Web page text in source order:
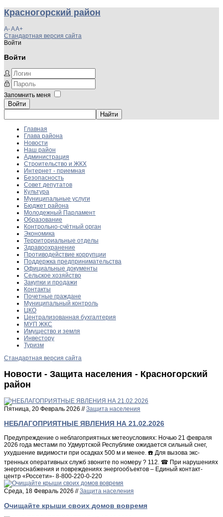
Красногорский район
A-AA+
Стандартная версия сайта
Войти
Войти
Запомнить меня
Войти
Главная
Глава района
Новости
Наш район
Администрация
Строительство и ЖКХ
Интернет - приемная
Безопасность
Совет депутатов
Культура
Муниципальные услуги
Бюджет района
Молодежный Парламент
Образование
Контрольно-счётный орган
Экономика
Территориальные отделы
Здравоохранение
Противодействие коррупции
Поддержка предпринимательства
Официальные документы
Сельское хозяйство
Закупки и продажи
Контакты
Почетные граждане
Муниципальный контроль
ЦКО
Централизованная бухгалтерия
МУП ЖКС
Имущество и земля
Инвестору
Туризм
Стандартная версия сайта
Новости - Защита населения - Красногорский
район
Пятница, 20 Февраль 2026 //Защита населения
НЕБЛАГОПРИЯТНЫЕ ЯВЛЕНИЯ НА 21.02.2026
Предупреждение о неблагоприятных метеоусловиях: Ночью 21 февраля
2026 года местами по Удмуртской Республике ожидается сильный снег,
ухудшение видимости при осадках 500 м и менее. ☎️ Для вызова экс-
тренных оперативных служб звоните по номеру ? 112. ☎ При нарушениях
энергоснабжения и повреждениях энергообъектов – Единый контакт-
центр «Россети»- 8-800-220-0-220
Среда, 18 Февраль 2026 //Защита населения
Очищайте крыши своих домов вовремя